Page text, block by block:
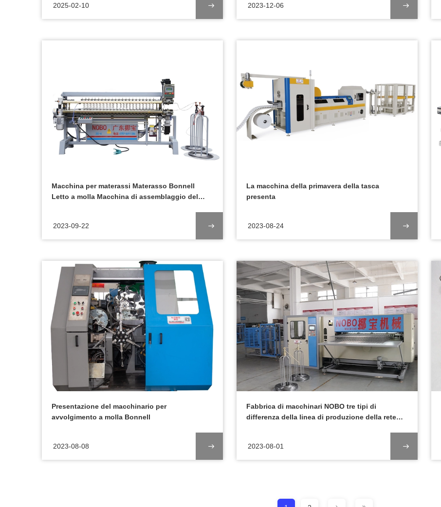
2025-02-10 2023-12-06
Macchina per materassi Materasso Bonnell
Letto a molla Macchina di assemblaggio del
2023-09-22
La macchina della primavera della tasca
presenta
2023-08-24
Presentazione del macchinario per
avvolgimento a molla Bonnell
2023-08-08
Fabbrica di macchinari NOBO tre tipi di
differenza della linea di produzione della rete
2023-08-01